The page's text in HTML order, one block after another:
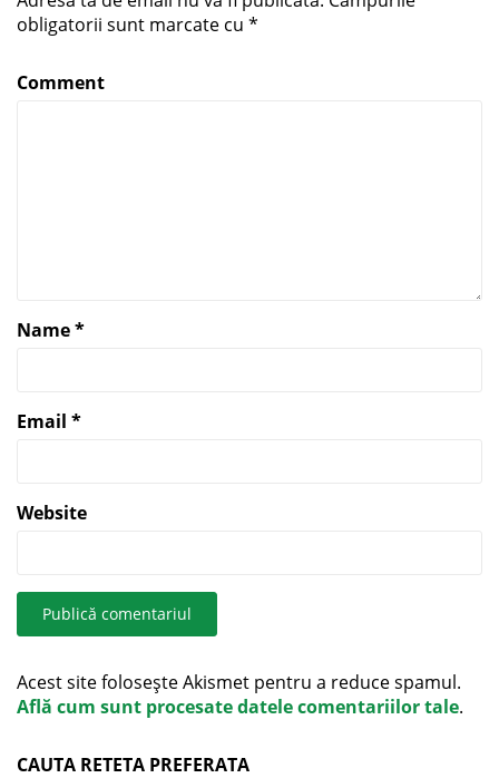
obligatorii sunt marcate cu *
Comment
Name*
Email *
Website
Acest site folosește Akismet pentru a reduce spamul.
Află cum sunt procesate datele comentariilor tale.
CAUTA RETETA PREFERATA